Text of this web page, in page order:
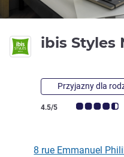
ibis Styles
Przyjazny dla
Ocena klientów (Ocena
4.5/5
8 rue Emmanuel